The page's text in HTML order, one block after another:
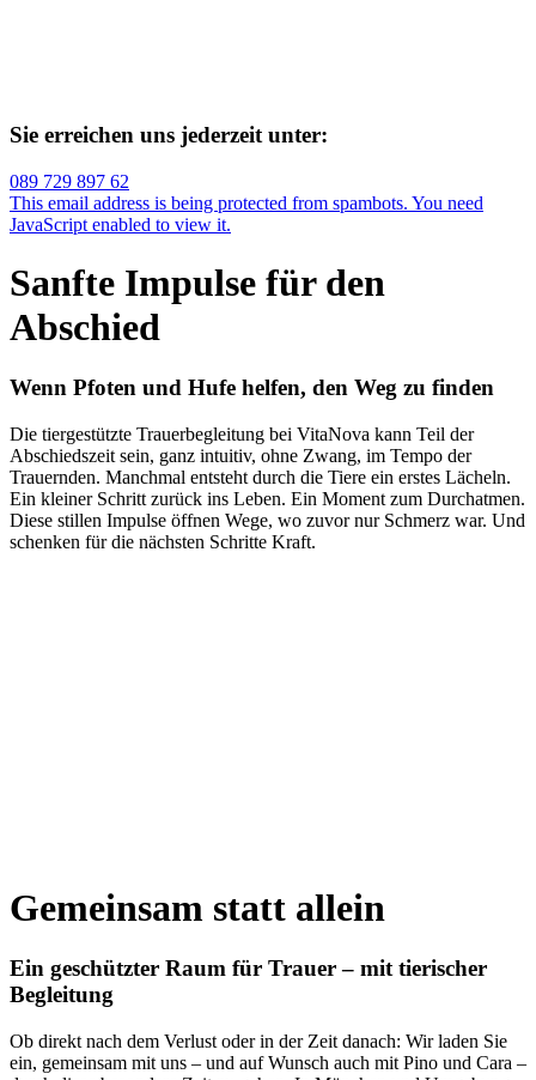
Sie erreichen uns jederzeit unter:
089 729 897 62
This email address is being protected from spambots. You need
JavaScript enabled to view it.
Sanfte Impulse für den
Abschied
Wenn Pfoten und Hufe helfen, den Weg zu finden
Die tiergestützte Trauerbegleitung bei VitaNova kann Teil der
Abschiedszeit sein, ganz intuitiv, ohne Zwang, im Tempo der
Trauernden. Manchmal entsteht durch die Tiere ein erstes Lächeln.
Ein kleiner Schritt zurück ins Leben. Ein Moment zum Durchatmen.
Diese stillen Impulse öffnen Wege, wo zuvor nur Schmerz war. Und
schenken für die nächsten Schritte Kraft.
Gemeinsam statt allein
Ein geschützter Raum für Trauer – mit tierischer
Begleitung
Ob direkt nach dem Verlust oder in der Zeit danach: Wir laden Sie
ein, gemeinsam mit uns – und auf Wunsch auch mit Pino und Cara –